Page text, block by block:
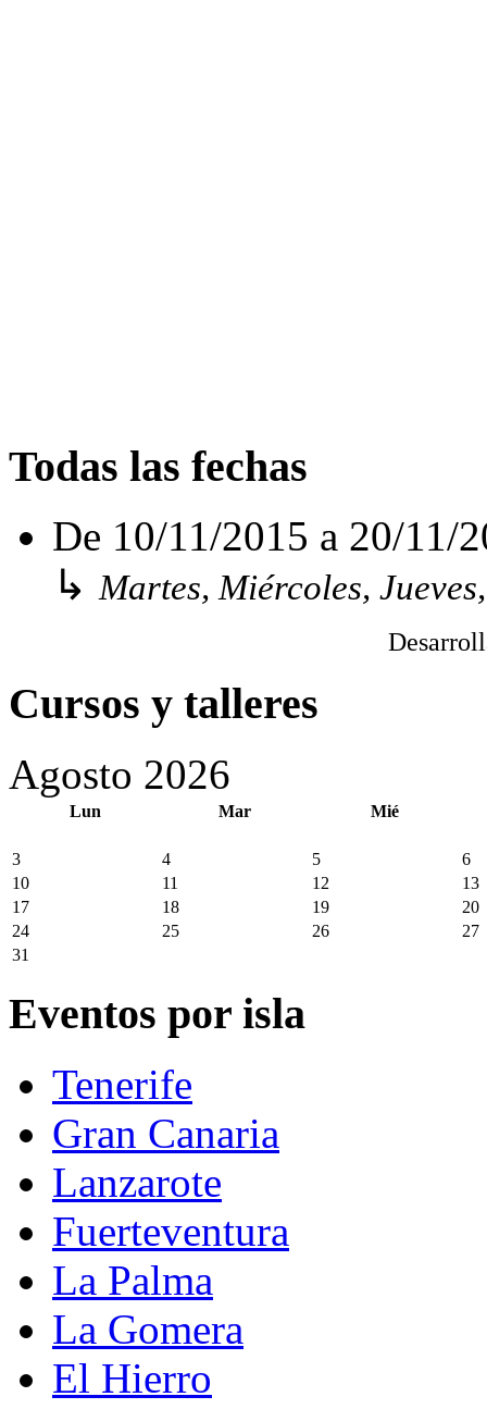
Todas las fechas
De 10/11/2015 a 20/11/
↳ Martes, Miércoles,
Cursos y talleres
Agosto 2026
Lun Mar Mié
3 4 5
6
10
11 12
13
17
18 19
20
24
25 26
27
31
Eventos por isla
Tenerife
Gran Canaria
Lanzarote
Fuerteventura
La Palma
La Gomera
El Hierro